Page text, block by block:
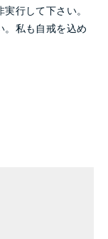
行して下さい。
。私も自戒を込め